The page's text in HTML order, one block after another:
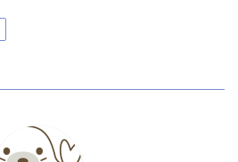
個別株のデイトレード